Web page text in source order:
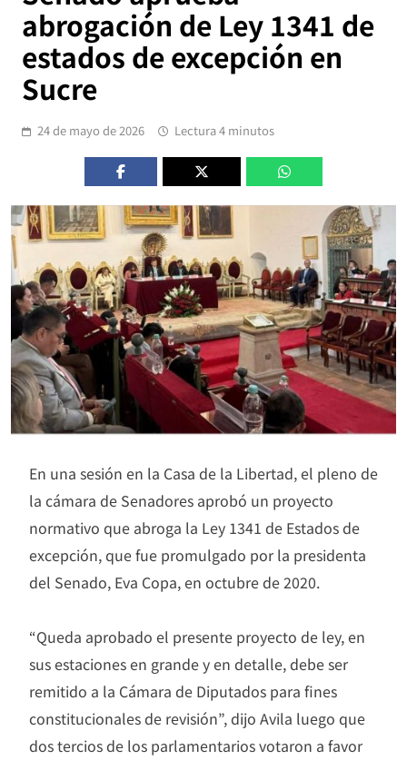
abrogación de Ley 1341 de
estados de excepción en
Sucre
24 de mayo de 2026 Lectura 4 minutos
En una sesión en la Casa de la Libertad, el pleno de
la cámara de Senadores aprobó un proyecto
normativo que abroga la Ley 1341 de Estados de
excepción, que fue promulgado por la presidenta
del Senado, Eva Copa, en octubre de 2020.
“Queda aprobado el presente proyecto de ley, en
sus estaciones en grande y en detalle, debe ser
remitido a la Cámara de Diputados para fines
constitucionales de revisión”, dijo Avila luego que
dos tercios de los parlamentarios votaron a favor